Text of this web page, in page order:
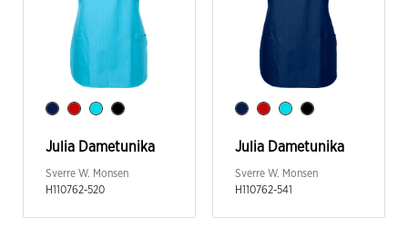
Julia Dametunika
Sverre W. Monsen
H110762-520
Julia Dametunika
Sverre W. Monsen
H110762-541